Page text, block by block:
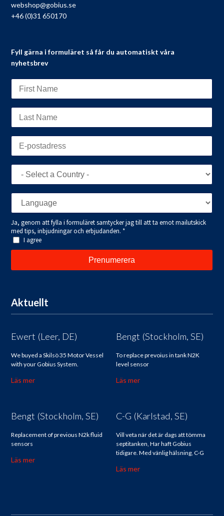
webshop@gobius.se
+46 (0)31 650170
Fyll gärna i formuläret så får du automatiskt våra
nyhetsbrev
Aktuellt
Ewert (Leer, DE)
We buyed a Skilsö 35 Motor Vessel
with your Gobius System.
Läs mer
Bengt (Stockholm, SE)
To replace prevoius in tank N2K
level sensor
Läs mer
Bengt (Stockholm, SE)
Replacement of previous N2k fluid
sensors
Läs mer
C-G (Karlstad, SE)
Vill veta när det är dags att tömma
septitanken, Har haft Gobius
tidigare. Med vänlig hälsning, C-G
Läs mer